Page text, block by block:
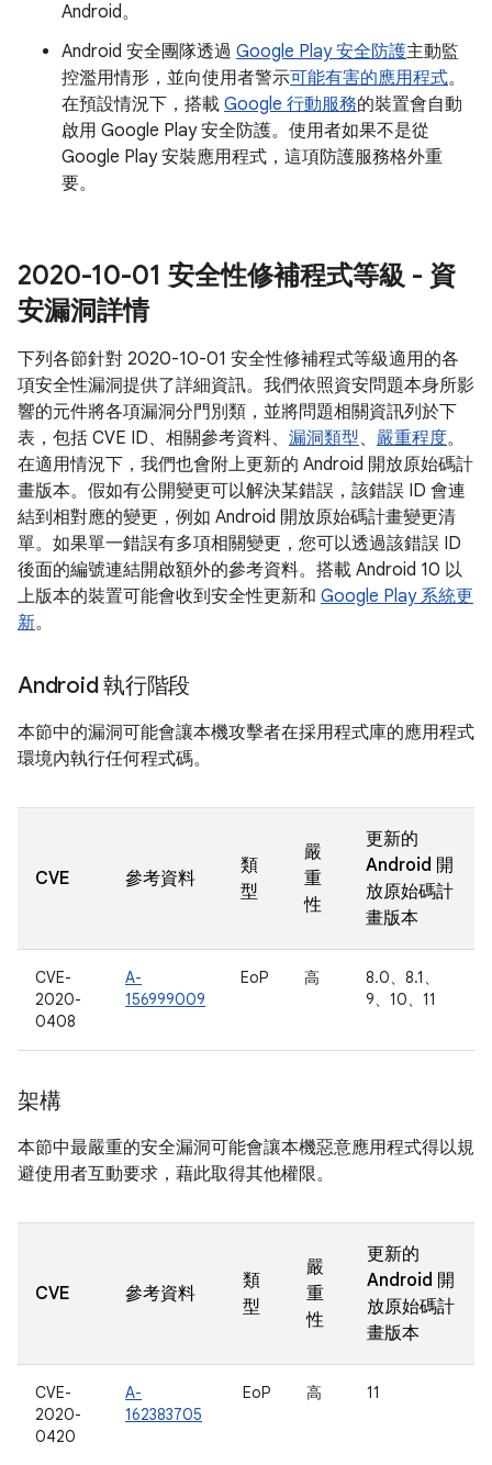
Android。
Android 安全團隊透過 Google Play 安全防護主動監
控濫用情形，並向使用者警示可能有害的應用程式。
在預設情況下，搭載 Google 行動服務的裝置會自動
啟用 Google Play 安全防護。使用者如果不是從
Google Play 安裝應用程式，這項防護服務格外重
要。
2020-10-01 安全性修補程式等級 - 資
安漏洞詳情
下列各節針對 2020-10-01 安全性修補程式等級適用的各
項安全性漏洞提供了詳細資訊。我們依照資安問題本身所影
響的元件將各項漏洞分門別類，並將問題相關資訊列於下
表，包括 CVE ID、相關參考資料、 漏洞類型、 嚴重程度。
在適用情況下，我們也會附上更新的 Android 開放原始碼計
畫版本。假如有公開變更可以解決某錯誤，該錯誤 ID 會連
結到相對應的變更，例如 Android 開放原始碼計畫變更清
單。如果單一錯誤有多項相關變更，您可以透過該錯誤 ID
後面的編號連結開啟額外的參考資料。搭載 Android 10 以
上版本的裝置可能會收到安全性更新和 Google Play 系統更
新。
Android 執行階段
本節中的漏洞可能會讓本機攻擊者在採用程式庫的應用程式
環境內執行任何程式碼。
CVE 參考資料
類
型
嚴
重
性
更新的
Android 開
放原始碼計
畫版本
CVE-
2020-
0408
A-
156999009
EoP 高
8.0、8.1、
9、10、11
架構
本節中最嚴重的安全漏洞可能會讓本機惡意應用程式得以規
避使用者互動要求，藉此取得其他權限。
CVE 參考資料
類
型
嚴
重
性
更新的
Android 開
放原始碼計
畫版本
CVE-
2020-
0420
A-
162383705
EoP 高 11